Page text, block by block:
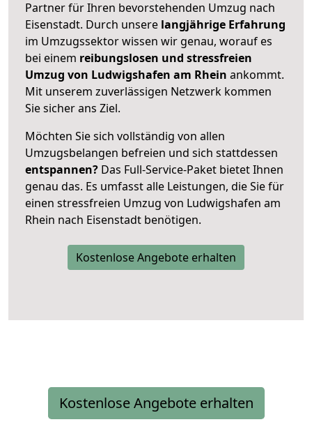
Partner für Ihren bevorstehenden Umzug nach
Eisenstadt. Durch unsere langjährige Erfahrung
im Umzugssektor wissen wir genau, worauf es
bei einem reibungslosen und stressfreien
Umzug von Ludwigshafen am Rhein ankommt.
Mit unserem zuverlässigen Netzwerk kommen
Sie sicher ans Ziel.
Möchten Sie sich vollständig von allen
Umzugsbelangen befreien und sich stattdessen
entspannen? Das Full-Service-Paket bietet Ihnen
genau das. Es umfasst alle Leistungen, die Sie für
einen stressfreien Umzug von Ludwigshafen am
Rhein nach Eisenstadt benötigen.
Kostenlose Angebote erhalten
Kostenlose Angebote erhalten